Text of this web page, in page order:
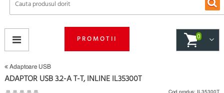
PROMOTII 0
Adaptoare USB
ADAPTOR USB 3.2-A T-T, INLINE IL35300T
Cod produs: IL35300T